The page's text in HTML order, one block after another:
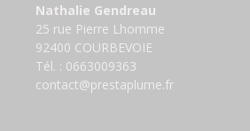
Nathalie Gendreau
25 rue Pierre Lhomme
92400 COURBEVOIE
Tél. : 0663009363
contact@prestaplume.fr